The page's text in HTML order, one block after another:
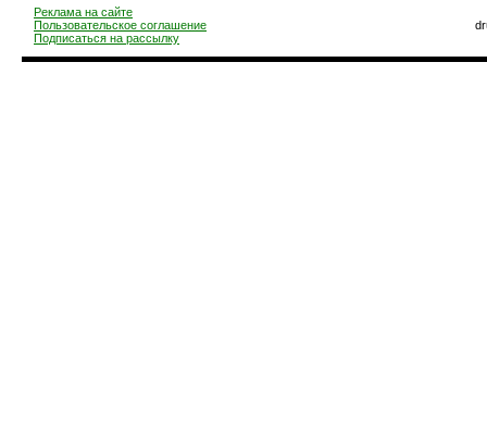
Реклама на сайте
Пользовательское соглашение
Подписаться на рассылку